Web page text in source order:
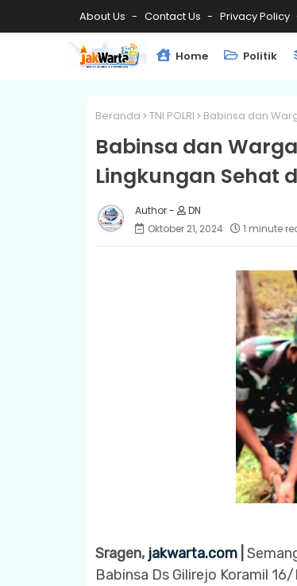
About Us Contact Us Privacy Policy
Home Politik
Beranda TNI POLRI Babinsa dan
Babinsa dan
Lingkungan Sehat
DN
Oktober 21, 2024
1 minute
Sragen, jakwarta.com|
Babinsa Ds Gilirejo Koramil